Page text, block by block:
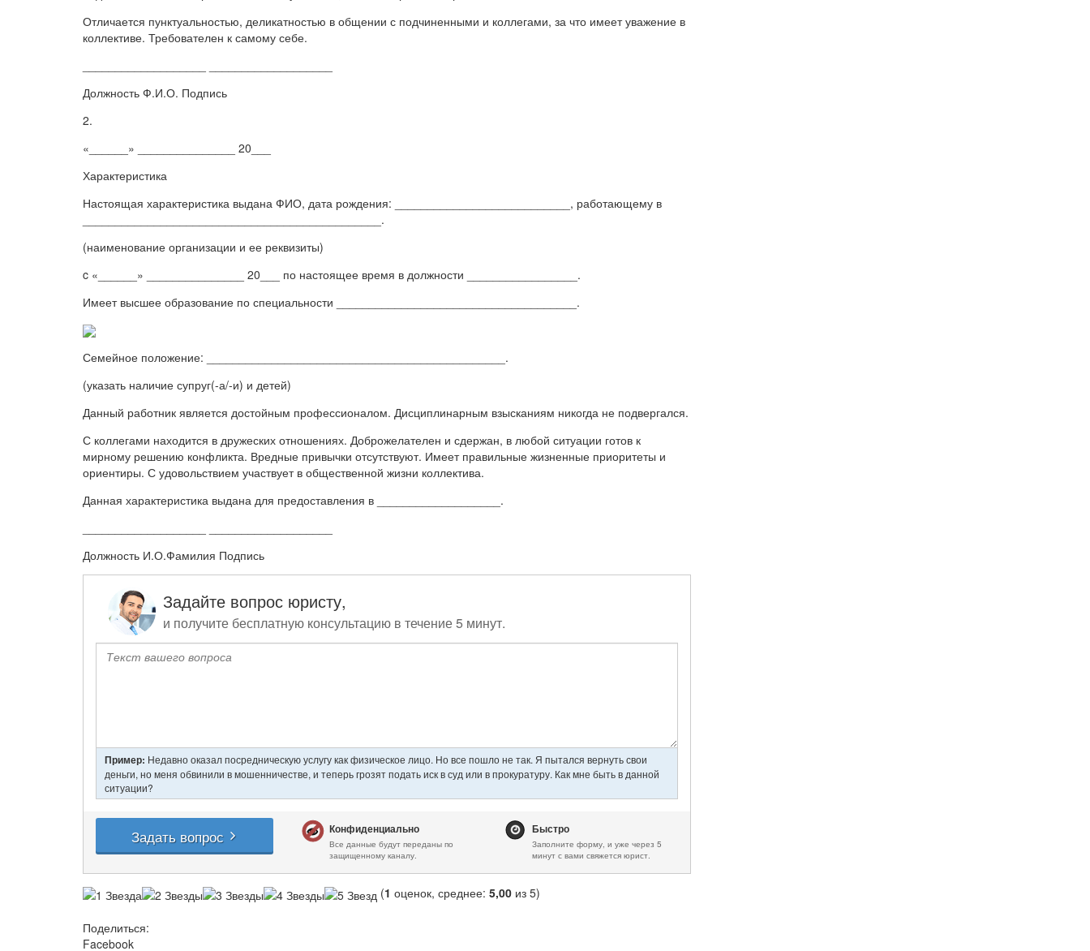
Отличается пунктуальностью, деликатностью в общении с подчиненными и коллегами, за что имеет уважение в
коллективе. Требователен к самому себе.
Должность Ф.И.О. Подпись
2.
«______» _______________ 20___
Характеристика
Настоящая характеристика выдана ФИО, дата рождения: ___________________________, работающему в
______________________________________________.
(наименование организации и ее реквизиты)
c «______» _______________ 20___ по настоящее время в должности _________________.
Имеет высшее образование по специальности _____________________________________.
Семейное положение: ______________________________________________.
(указать наличие супруг(-а/-и) и детей)
Данный работник является достойным профессионалом. Дисциплинарным взысканиям никогда не подвергался.
С коллегами находится в дружеских отношениях. Доброжелателен и сдержан, в любой ситуации готов к
мирному решению конфликта. Вредные привычки отсутствуют. Имеет правильные жизненные приоритеты и
ориентиры. С удовольствием участвует в общественной жизни коллектива.
Данная характеристика выдана для предоставления в ___________________.
Должность И.О.Фамилия Подпись
(1 оценок, среднее: 5,00 из 5)
Поделиться:
Facebook